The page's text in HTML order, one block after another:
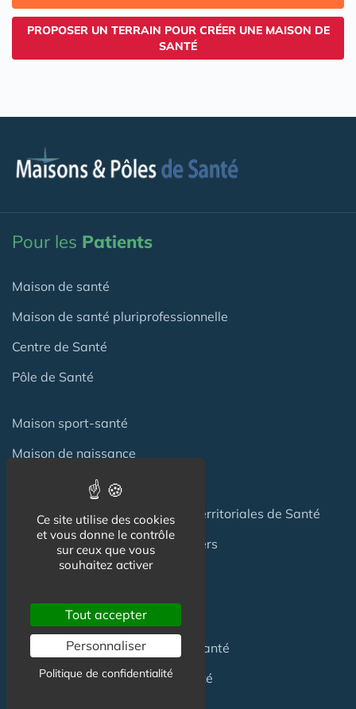
PROPOSER UN TERRAIN POUR CRÉER UNE MAISON DE
SANTÉ
Pour les Patients
Maison de santé
Maison de santé pluriprofessionnelle
Centre de Santé
Pôle de Santé
Maison sport-santé
Maison de naissance
Centre de Soins et de Prévention
Communauté Professionnelles Territoriales de Santé
Hotel Patient & Hôtels Hospitaliers
Pour lesProfessionnels
Location locauxen Maison de Santé
Achat locauxen Maison de Santé
Ce site utilise des cookies
et vous donne le contrôle
sur ceux que vous
souhaitez activer
Tout accepter
Personnaliser
Politique de confidentialité